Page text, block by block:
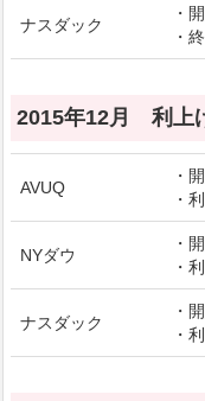
ナスダック
・
・
2015年12月 利上
AVUQ
・
・
NYダウ
・
・
ナスダック
・
・